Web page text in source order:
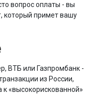
вопрос оплаты - вы
который примет вашу
ВТБ или Газпромбанк -
из России,
«высокорискованной»